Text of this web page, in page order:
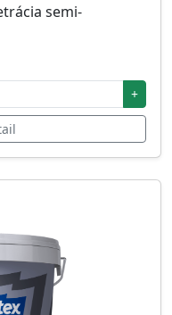
semi-
+